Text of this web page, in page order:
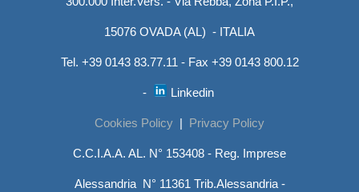
15076 OVADA (AL) - ITALIA
Tel. +39 0143 83.77.11 - Fax +39 0143 800.12
- Linkedin
Cookies Policy | Privacy Policy
C.C.I.A.A. AL. N° 153408 - Reg. Imprese
Alessandria N° 11361 Trib.Alessandria -